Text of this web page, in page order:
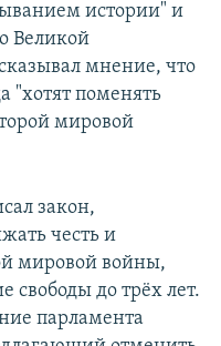
истории" и
Великой
мнение, что
"хотят поменять
мировой
закон,
честь и
мировой войны,
свободы до трёх лет.
парламента